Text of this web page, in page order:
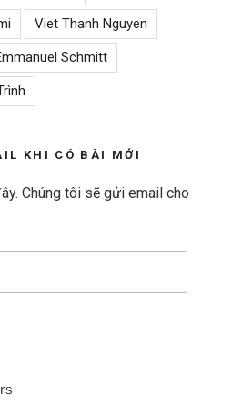
Viet Thanh Nguyen
Schmitt
KHI CÓ BÀI MỚI
Chúng tôi sẽ gửi email cho